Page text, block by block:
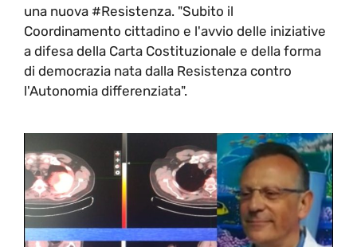
una nuova #Resistenza. "Subito il
Coordinamento cittadino e l'avvio delle iniziative
a difesa della Carta Costituzionale e della forma
di democrazia nata dalla Resistenza contro
l'Autonomia differenziata".